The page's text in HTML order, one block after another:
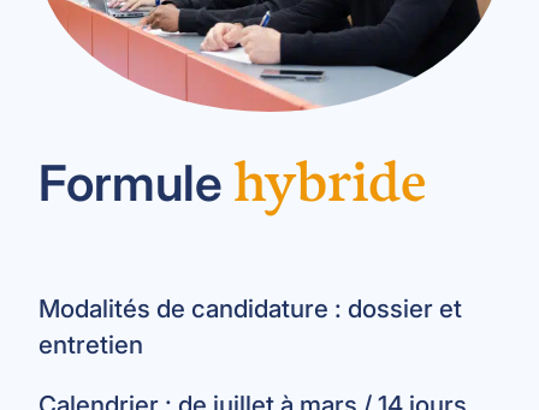
Formule hybride
Modalités de candidature : dossier et
entretien